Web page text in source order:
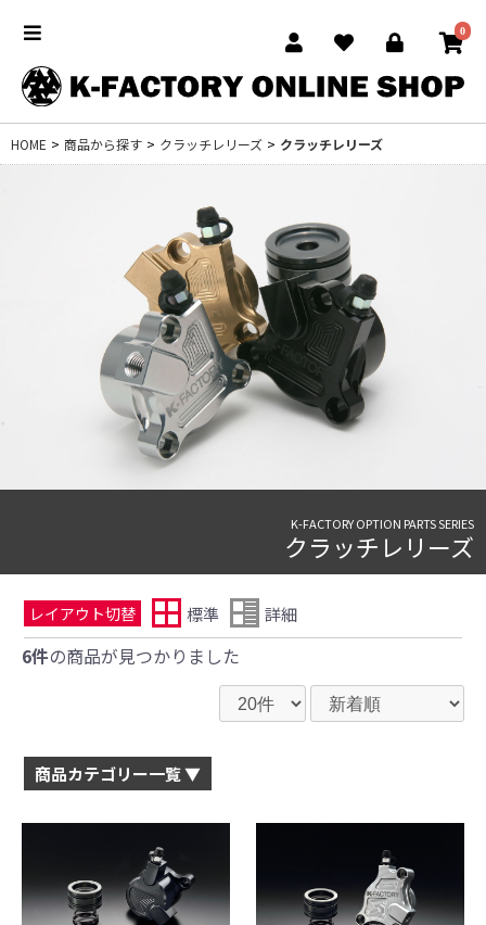
0
HOME > 商品から探す > クラッチレリーズ > クラッチレリーズ
K-FACTORY OPTION PARTS SERIES
クラッチレリーズ
レイアウト切替 標準 詳細
6件の商品が見つかりました
商品カテゴリー一覧